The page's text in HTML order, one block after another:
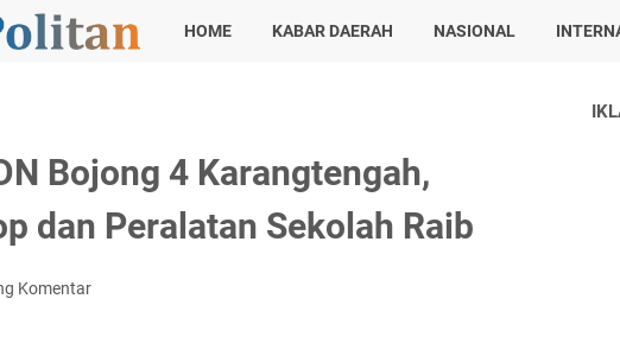
HOME KABAR DAERAH NASIONAL
Bojong 4 Karangtengah,
dan Peralatan Sekolah Raib
Komentar